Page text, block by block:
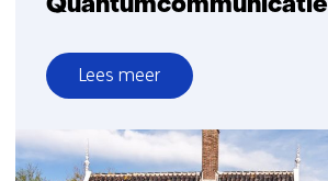
Quantumcommunicatie
Lees meer
over
Quantumcommunicatie